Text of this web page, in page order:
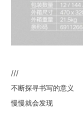
///
不断探寻书写的意义
慢慢就会发现